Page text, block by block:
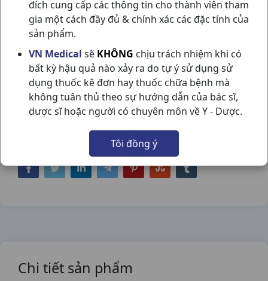
đích cung cấp các thông tin cho thành viên tham
gia một cách đầy đủ & chính xác các đặc tính của
sản phẩm.
VN Medical sẽ KHÔNG chịu trách nhiệm khi có
bất kỳ hậu quả nào xảy ra do tự ý sử dụng sử
dụng thuốc kê đơn hay thuốc chữa bệnh mà
không tuân thủ theo sự hướng dẫn của bác sĩ,
dược sĩ hoặc người có chuyên môn về Y - Dược.
Tôi đồng ý
CEFANTIF 300 H20VNA US PHARMA USA
NSX:US Pharma USA
Nhóm hàng:Kháng Sinh - Kháng Nấm -
Kháng Virus,
Chia sẻ qua mạng xã hội:
Chi tiết sản phẩm